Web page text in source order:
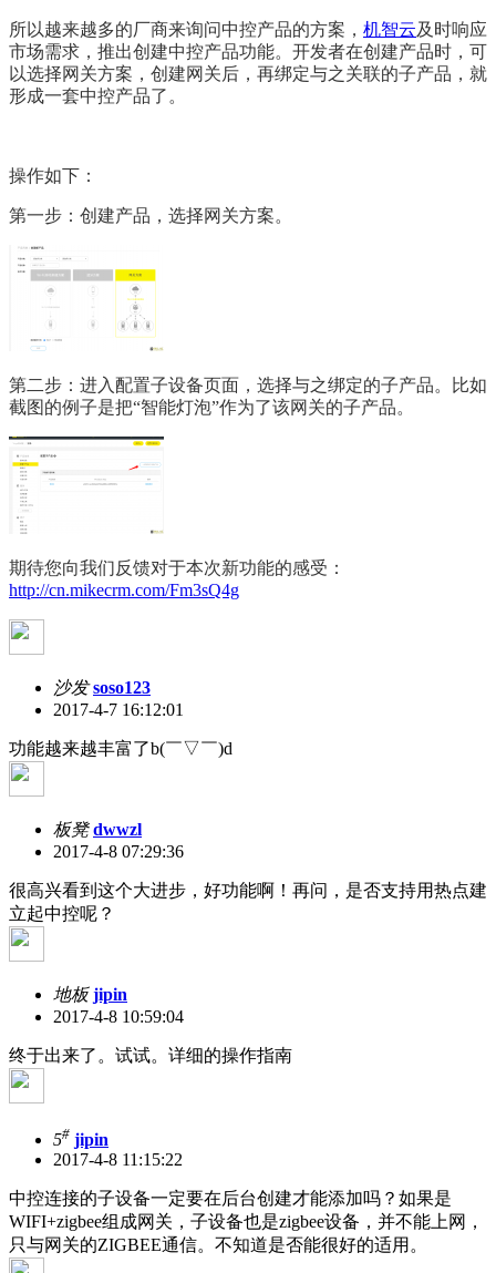
所以越来越多的厂商来询问中控产品的方案， 机智云及时响应
市场需求，推出创建中控产品功能。开发者在创建产品时，可
以选择网关方案，创建网关后，再绑定与之关联的子产品，就
形成一套中控产品了。
操作如下：
第一步：创建产品，选择网关方案。
第二步：进入配置子设备页面，选择与之绑定的子产品。比如
截图的例子是把“智能灯泡”作为了该网关的子产品。
期待您向我们反馈对于本次新功能的感受：
http://cn.mikecrm.com/Fm3sQ4g
沙发 soso123
2017-4-7 16:12:01
功能越来越丰富了b(￣▽￣)d
板凳 dwwzl
2017-4-8 07:29:36
很高兴看到这个大进步，好功能啊！再问，是否支持用热点建
立起中控呢？
地板 jipin
2017-4-8 10:59:04
终于出来了。试试。详细的操作指南
5# jipin
2017-4-8 11:15:22
中控连接的子设备一定要在后台创建才能添加吗？如果是
WIFI+zigbee组成网关，子设备也是zigbee设备，并不能上网，
只与网关的ZIGBEE通信。不知道是否能很好的适用。